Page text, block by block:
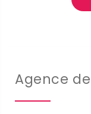
Agence